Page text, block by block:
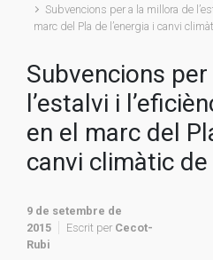
Subvencions per a la millora de
marc del Pla de l’energia i canvi
Subvencions
l’estalvi i
en el marc del
canvi climàtic de
9 de setembre de
2015
Escrit per Cecot-
Rubi